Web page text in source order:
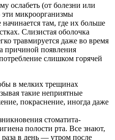
ослабеть (от болезни или
микроорганизмы
там, где их больше
Слизистая оболочка
травмируется даже во время
причиной появления
слишком горячей
в мелких трещинах
такие неприятные
покраснение, иногда даже
стоматита-
полости рта. Все знают,
в день — утром после